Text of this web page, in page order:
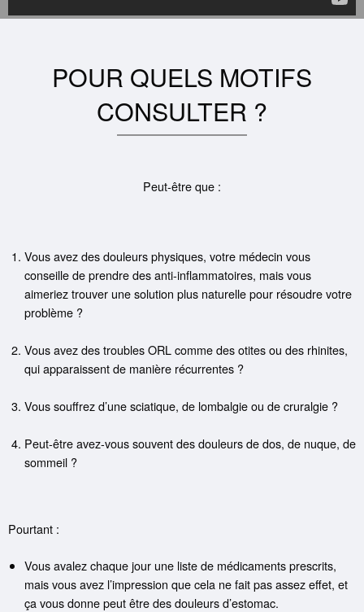
POUR QUELS MOTIFS
CONSULTER ?
Peut-être que :
Vous avez des douleurs physiques, votre médecin vous
conseille de prendre des anti-inflammatoires, mais vous
aimeriez trouver une solution plus naturelle pour résoudre votre
problème ?
Vous avez des troubles ORL comme des otites ou des rhinites,
qui apparaissent de manière récurrentes ?
Vous souffrez d’une sciatique, de lombalgie ou de cruralgie ?
Peut-être avez-vous souvent des douleurs de dos, de nuque, de
sommeil ?
Pourtant :
Vous avalez chaque jour une liste de médicaments prescrits,
mais vous avez l’impression que cela ne fait pas assez effet, et
ça vous donne peut être des douleurs d’estomac.